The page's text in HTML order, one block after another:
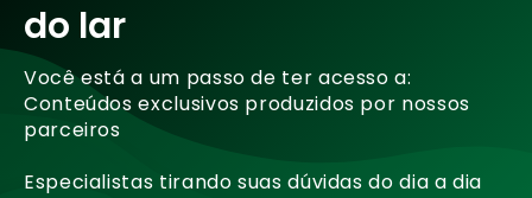
do lar
Você está a um passo de ter acesso a:
Conteúdos exclusivos produzidos por nossos
parceiros
Especialistas tirando suas dúvidas do dia a dia